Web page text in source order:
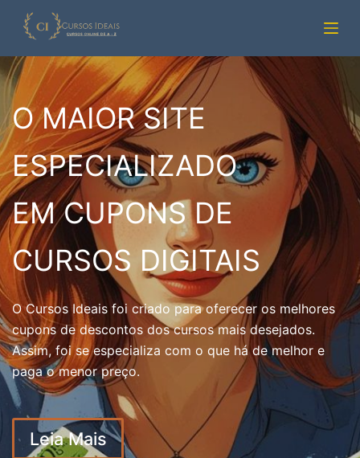
Pular
para
conteúdo
O MAIOR SITE
ESPECIALIZADO
EM CUPONS DE
CURSOS DIGITAIS
O Cursos Ideais foi criado para oferecer os melhores
cupons de descontos dos cursos mais desejados.
Assim, foi se especializa com o que há de melhor e
paga o menor preço.
Leia Mais